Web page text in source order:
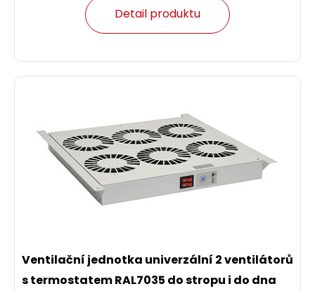
Detail produktu
Ventilační jednotka univerzální 2 ventilátorů
s termostatem RAL7035 do stropu i do dna